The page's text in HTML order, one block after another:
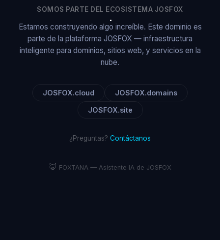
SOMOS PARTE DEL ECOSISTEMA JOSFOX
Estamos construyendo algo increíble. Este dominio es
parte de la plataforma JOSFOX — infraestructura
inteligente para dominios, sitios web, y servicios en la
nube.
JOSFOX.cloud JOSFOX.domains
JOSFOX.site
¿Preguntas? Contáctanos
🦊 FOXTANA — Asistente IA de JOSFOX